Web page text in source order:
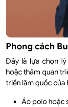
Phong cách
Đây là lựa chọn
hoặc thăm quan
triển lãm quốc của
Áo polo hoặc